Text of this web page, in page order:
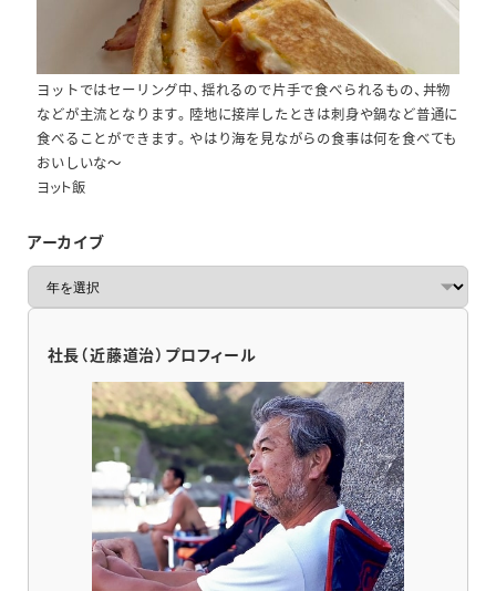
ヨット飯
ヨットではセーリング中、揺れるので片手で食べられるもの、丼物
などが主流となります。陸地に接岸したときは刺身や鍋など普通に
食べることができます。やはり海を見ながらの食事は何を食べても
おいしいな～
アーカイブ
ー
社長（近藤道治）プロフィール